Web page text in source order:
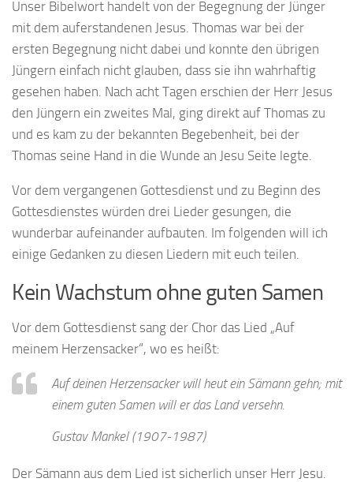
Unser Bibelwort handelt von der Begegnung der Jünger
mit dem auferstandenen Jesus. Thomas war bei der
ersten Begegnung nicht dabei und konnte den übrigen
Jüngern einfach nicht glauben, dass sie ihn wahrhaftig
gesehen haben. Nach acht Tagen erschien der Herr Jesus
den Jüngern ein zweites Mal, ging direkt auf Thomas zu
und es kam zu der bekannten Begebenheit, bei der
Thomas seine Hand in die Wunde an Jesu Seite legte.
Vor dem vergangenen Gottesdienst und zu Beginn des
Gottesdienstes würden drei Lieder gesungen, die
wunderbar aufeinander aufbauten. Im folgenden will ich
einige Gedanken zu diesen Liedern mit euch teilen.
Kein Wachstum ohne guten Samen
Vor dem Gottesdienst sang der Chor das Lied „Auf
meinem Herzensacker“, wo es heißt:
Auf deinen Herzensacker will heut ein Sämann gehn; mit
einem guten Samen will er das Land versehn.
Gustav Mankel (1907-1987)
Der Sämann aus dem Lied ist sicherlich unser Herr Jesu.